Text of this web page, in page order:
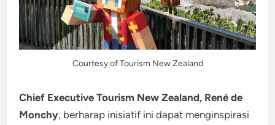
Courtesy of Tourism New Zealand
Chief Executive Tourism New Zealand, René de
Monchy, berharap inisiatif ini dapat menginspirasi